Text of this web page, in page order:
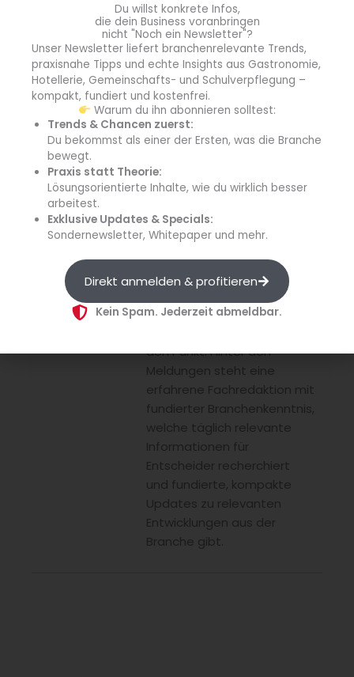
blgastro.de
Die Redaktion von
blgastro.de berichtet über
Trends und Themen aus
Haus-Markt – von
Gastronomie und Hotellerie
über
Gemeinschaftsgastronomie
Schulverpflegung –
den Punkt. Hinter den
Meldungen steht eine
erfahrene Fachredaktion mit
fundierter Branchenkenntnis,
welche täglich relevante
Informationen für
Entscheider recherchiert
und fundierte, kompakte
Updates zu relevanten
Entwicklungen aus der
Branche gibt.
Du willst konkrete Infos,
die dein Business voranbringen
nicht "Noch ein Newsletter"?
Unser Newsletter liefert branchenrelevante Trends,
praxisnahe Tipps und echte Insights aus Gastronomie,
Hotellerie, Gemeinschafts- und Schulverpflegung –
kompakt, fundiert und kostenfrei.
Warum du ihn abonnieren solltest:
Trends & Chancen zuerst:
Du bekommst als einer der Ersten, was die Branche
bewegt.
Praxis statt Theorie:
Lösungsorientierte Inhalte, wie du wirklich besser
arbeitest.
Exklusive Updates & Specials:
Sondernewsletter, Whitepaper und mehr.
Direkt anmelden & profitieren
Kein Spam. Jederzeit abmeldbar.